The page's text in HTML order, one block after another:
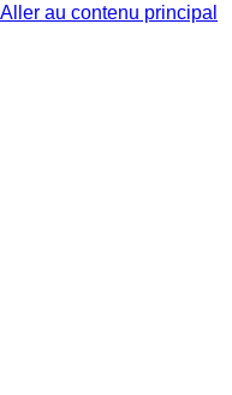
Aller au contenu principal